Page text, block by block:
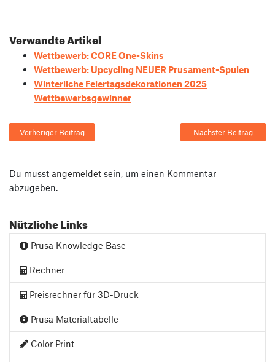
Verwandte Artikel
Wettbewerb: CORE One-Skins
Wettbewerb: Upcycling NEUER Prusament-Spulen
Winterliche Feiertagsdekorationen 2025
Wettbewerbsgewinner
Vorheriger Beitrag Nächster Beitrag
Du musst angemeldet sein, um einen Kommentar
abzugeben.
Nützliche Links
Prusa Knowledge Base
Rechner
Preisrechner für 3D-Druck
Prusa Materialtabelle
Color Print